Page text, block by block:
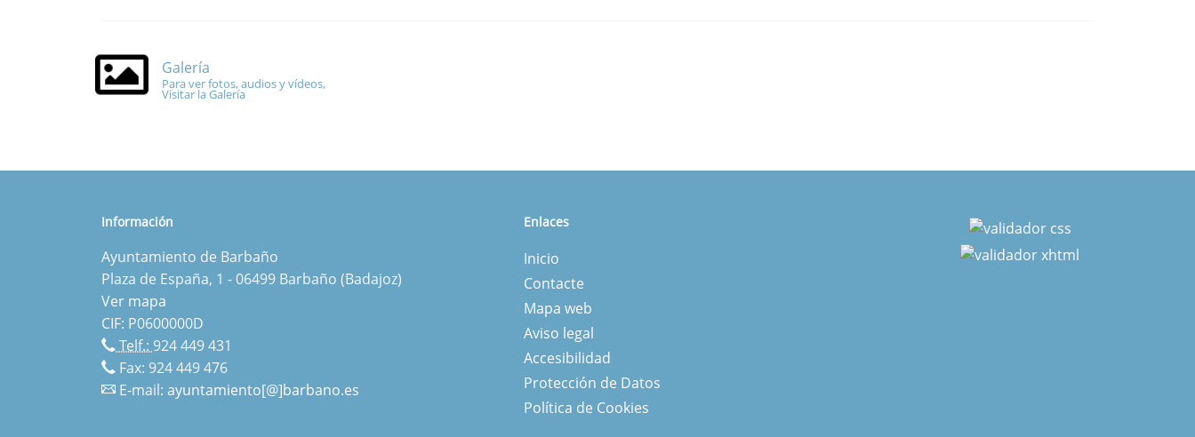
Galería
Para ver fotos, audios y vídeos,
Visitar la Galería
Información
Ayuntamiento de Barbaño
Plaza de España, 1 - 06499 Barbaño (Badajoz)
Ver mapa
CIF: P0600000D
Telf.: 924 449 431
Fax: 924 449 476
E-mail: ayuntamiento[@]barbano.es
Enlaces
Inicio
Contacte
Mapa web
Aviso legal
Accesibilidad
Protección de Datos
Política de Cookies